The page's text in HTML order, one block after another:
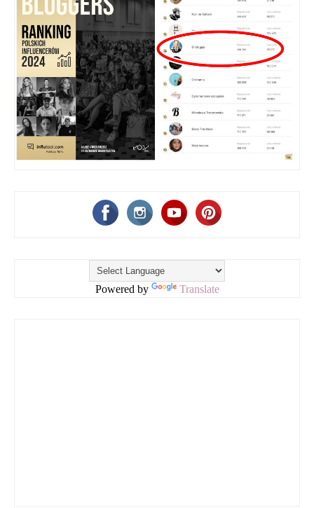
Powered by Translate